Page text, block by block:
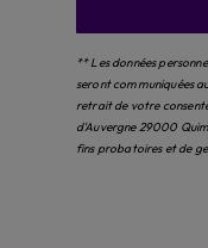
** Les données
seront communiquées
retrait de votre
d'Auvergne 29000
fins probatoires et de